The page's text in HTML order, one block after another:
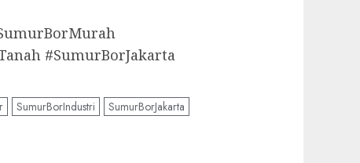
#SumurBorJakarta
SumurBorIndustri
SumurBorJakarta